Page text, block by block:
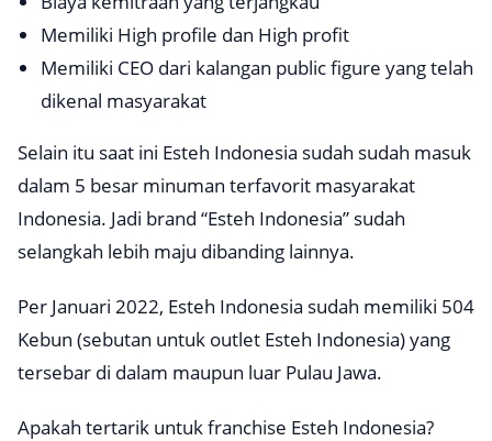
Memiliki High profile dan High profit
Memiliki CEO dari kalangan public figure yang telah
dikenal masyarakat
Selain itu saat ini Esteh Indonesia sudah sudah masuk
dalam 5 besar minuman terfavorit masyarakat
Indonesia. Jadi brand “Esteh Indonesia” sudah
selangkah lebih maju dibanding lainnya.
Per Januari 2022, Esteh Indonesia sudah memiliki 504
Kebun (sebutan untuk outlet Esteh Indonesia) yang
tersebar di dalam maupun luar Pulau Jawa.
Apakah tertarik untukfranchise Esteh Indonesia?